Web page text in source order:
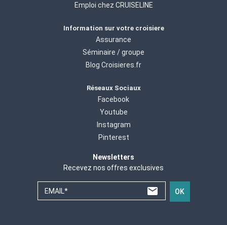
Emploi chez CRUISELINE
Information sur votre croisiere
Assurance
Séminaire / groupe
Blog Croisieres.fr
Réseaux Sociaux
Facebook
Youtube
Instagram
Pinterest
Newsletters
Recevez nos offres exclusives
EMAIL* OK